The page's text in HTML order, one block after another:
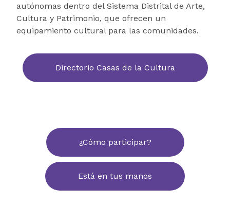
autónomas dentro del Sistema Distrital de Arte,
Cultura y Patrimonio, que ofrecen un
equipamiento cultural para las comunidades.
Directorio Casas de la Cultura
¿Cómo participar?
Está en tus manos